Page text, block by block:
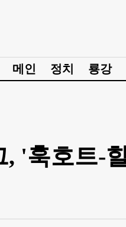
메인 정치 룡강
, '훅호트-